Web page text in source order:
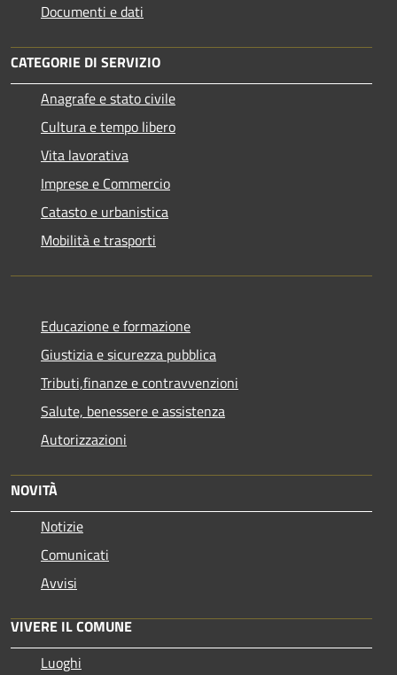
Documenti e dati
CATEGORIE DI SERVIZIO
Anagrafe e stato civile
Cultura e tempo libero
Vita lavorativa
Imprese e Commercio
Catasto e urbanistica
Mobilità e trasporti
Educazione e formazione
Giustizia e sicurezza pubblica
Tributi,finanze e contravvenzioni
Salute, benessere e assistenza
Autorizzazioni
NOVITÀ
Notizie
Comunicati
Avvisi
VIVERE IL COMUNE
Luoghi